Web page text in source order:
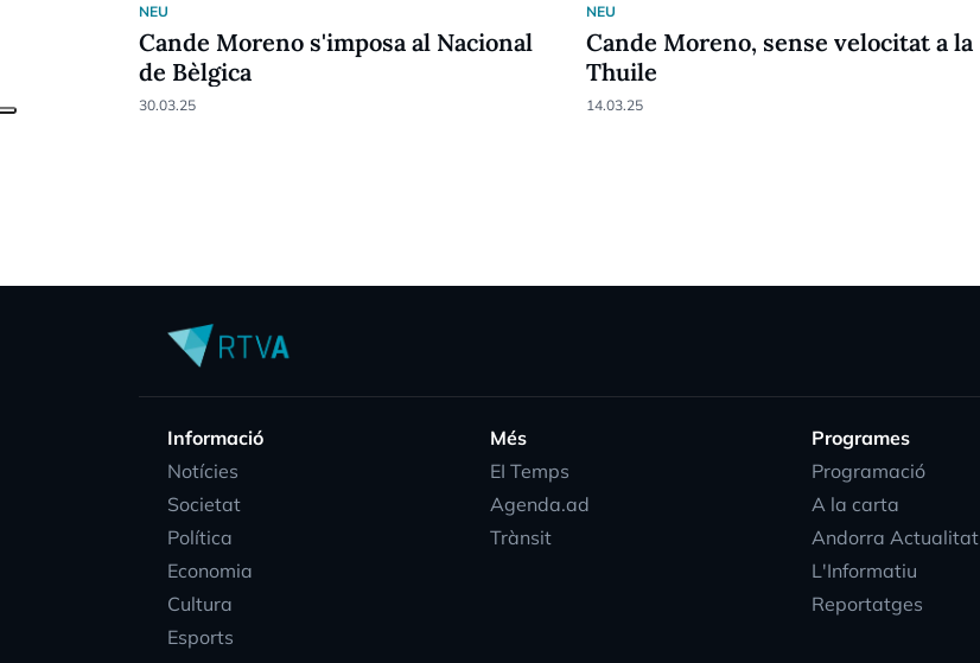
NEU
Cande Moreno s'imposa al Nacional
de Bèlgica
30.03.25
NEU
Cande Moreno, sense velocitat a la
Thuile
14.03.25
Informació
Notícies
Societat
Política
Economia
Cultura
Esports
Més
EI Temps
Agenda.ad
Trànsit
Programes
Programació
A la carta
Andorra Actualitat
L'Informatiu
Reportatges